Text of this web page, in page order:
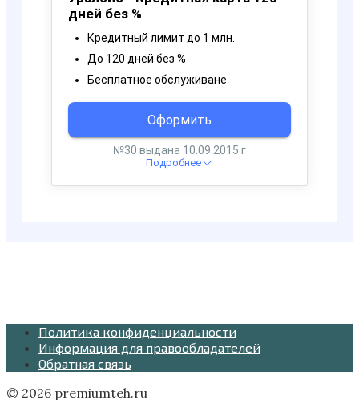
Политика конфиденциальности
Информация для правообладателей
Обратная связь
© 2026 premiumteh.ru